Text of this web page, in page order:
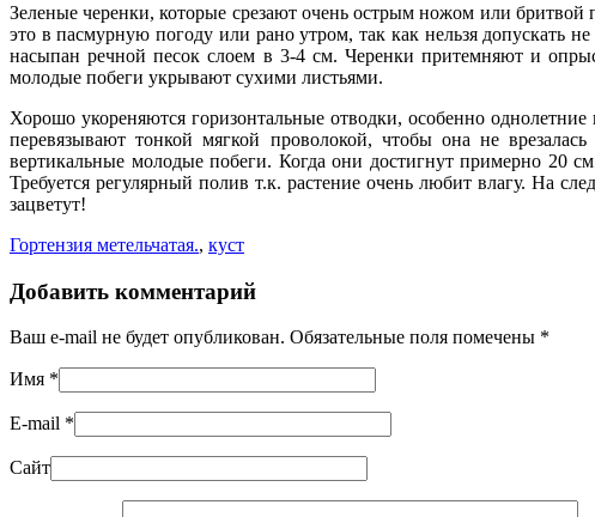
Зеленые черенки, которые срезают очень острым ножом или
это в пасмурную погоду или рано утром, так как нельзя допускать
насыпан речной песок слоем в 3-4 см. Черенки притемняют и
молодые побеги укрывают сухими листьями.
Хорошо укореняются горизонтальные отводки, особенно
перевязывают тонкой мягкой проволокой, чтобы она не
вертикальные молодые побеги. Когда они достигнут примерно 20
Требуется регулярный полив т.к. растение очень любит влагу. На
зацветут!
Гортензия метельчатая., куст
Добавить комментарий
Ваш e-mail не будет опубликован. Обязательные поля помечены *
Имя *
E-mail *
Сайт